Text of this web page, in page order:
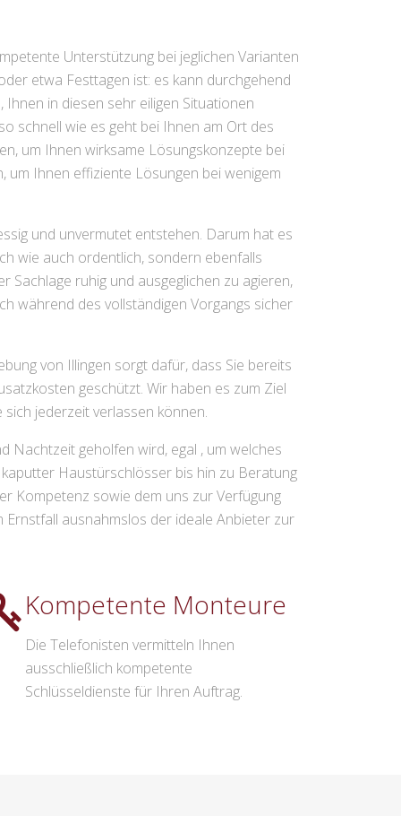
Unterstützung bei jeglichen Varianten
etwa Festtagen ist: es kann durchgehend
in diesen sehr eiligen Situationen
schnell wie es geht bei Ihnen am Ort des
um Ihnen wirksame Lösungskonzepte bei
um Ihnen effiziente Lösungen bei wenigem
und unvermutet entstehen. Darum hat es
wie auch ordentlich, sondern ebenfalls
ruhig und ausgeglichen zu agieren,
während des vollständigen Vorgangs sicher
von Illingen sorgt dafür, dass Sie bereits
geschützt. Wir haben es zum Ziel
jederzeit verlassen können.
Nachtzeit geholfen wird, egal , um welches
Haustürschlösser bis hin zu Beratung
Kompetenz sowie dem uns zur Verfügung
ausnahmslos der ideale Anbieter zur
Kompetente Monteure
Die Telefonisten vermitteln Ihnen
ausschließlich kompetente
Schlüsseldienste für Ihren Auftrag.